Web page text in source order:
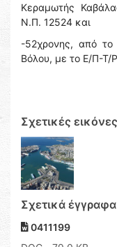
Κεραμωτής
Ν.Π. 12524 και
-52χρονης, από το
Βόλου, με το Ε/Π-Τ/
Σχετικές εικόνες
Σχετικά έγγραφα
0411199